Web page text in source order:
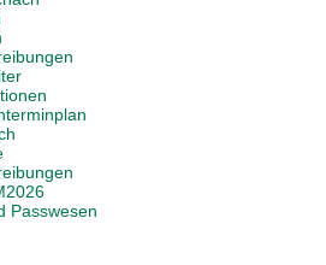
Passwesen